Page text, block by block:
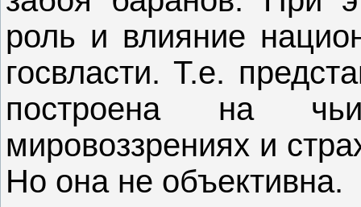
роль и влияние
госвласти. Т.е.
построена на
мировоззрениях и
Но она не объективна.